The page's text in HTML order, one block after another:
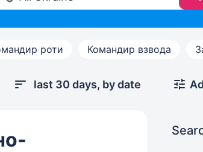
роти Командир взвода
last 30 days, by date